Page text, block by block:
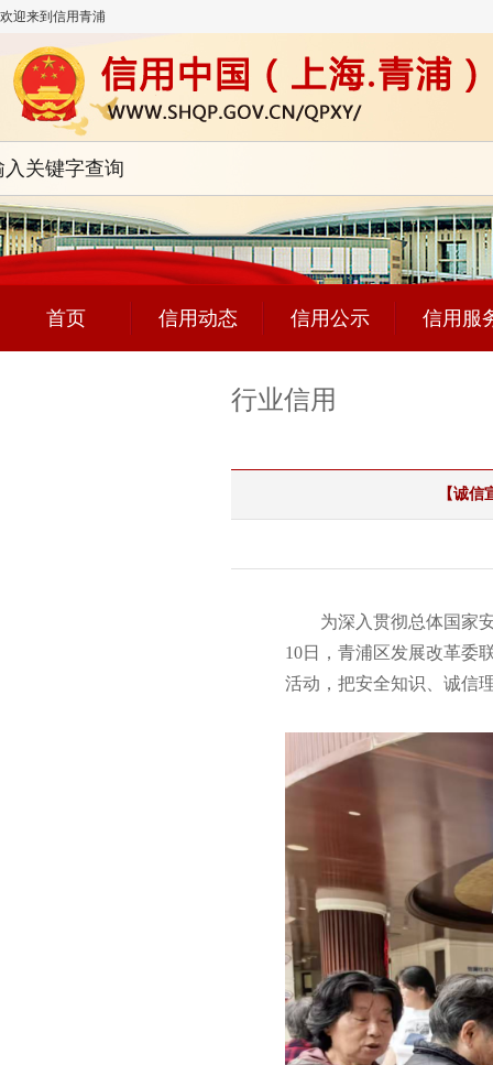
欢迎来到信用青浦
首页 信用动态 信用公示 信用服
行业信用
【诚
为深入贯彻总体国家
10日，青浦区发展改革委
活动，把安全知识、诚信